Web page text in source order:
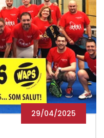
29/04/2025